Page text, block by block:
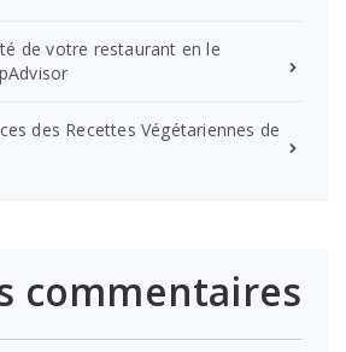
de votre restaurant en le
des Recettes Végétariennes de
commentaires